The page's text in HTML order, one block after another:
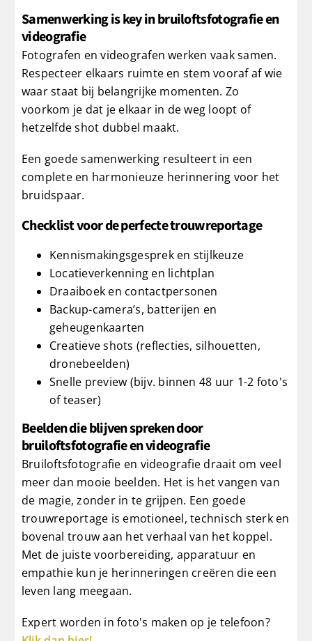
Samenwerking is key in bruiloftsfotografie en
videografie
Fotografen en videografen werken vaak samen.
Respecteer elkaars ruimte en stem vooraf af wie
waar staat bij belangrijke momenten. Zo
voorkom je dat je elkaar in de weg loopt of
hetzelfde shot dubbel maakt.
Een goede samenwerking resulteert in een
complete en harmonieuze herinnering voor het
bruidspaar.
Checklist voor de perfecte trouwreportage
Kennismakingsgesprek en stijlkeuze
Locatieverkenning en lichtplan
Draaiboek en contactpersonen
Backup-camera’s, batterijen en
geheugenkaarten
Creatieve shots (reflecties, silhouetten,
dronebeelden)
Snelle preview (bijv. binnen 48 uur 1-2 foto's
of teaser)
Beelden die blijven spreken door
bruiloftsfotografie en videografie
Bruiloftsfotografie en videografie draait om veel
meer dan mooie beelden. Het is het vangen van
de magie, zonder in te grijpen. Een goede
trouwreportage is emotioneel, technisch sterk en
bovenal trouw aan het verhaal van het koppel.
Met de juiste voorbereiding, apparatuur en
empathie kun je herinneringen creëren die een
leven lang meegaan.
Expert worden in foto's maken op je telefoon?